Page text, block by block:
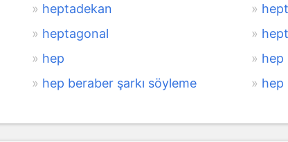
heptadekan
heptagonal
hep
hep
hep beraber şarkı söyleme hep